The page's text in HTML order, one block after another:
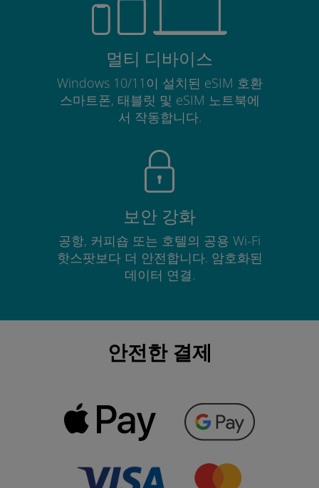
멀티 디바이스
Windows 10/11이 설치된 eSIM 호환
스마트폰, 태블릿 및 eSIM 노트북에
서 작동합니다.
보안 강화
공항, 커피숍 또는 호텔의 공용 Wi-Fi
핫스팟보다 더 안전합니다. 암호화된
데이터 연결.
안전한 결제